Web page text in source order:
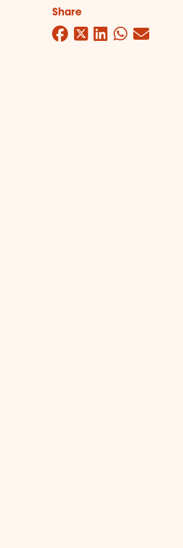
Share
Facebook
Twitter
LinkedIn
Mail